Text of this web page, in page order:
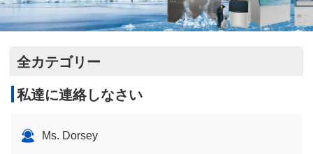
全カテゴリー
私達に連絡しなさい
Ms. Dorsey